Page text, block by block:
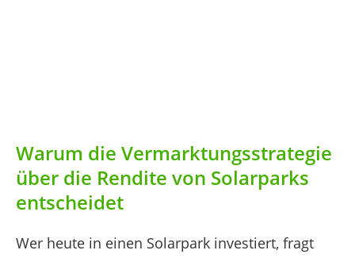
Warum die Vermarktungsstrategie
über die Rendite von Solarparks
entscheidet
Wer heute in einen Solarpark investiert, fragt